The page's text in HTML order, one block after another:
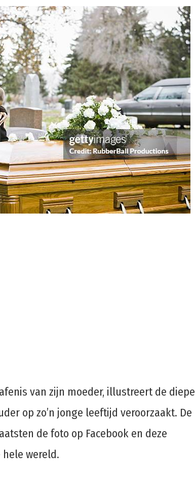
van zijn moeder, illustreert de diepe
op zo’n jonge leeftijd veroorzaakt. De
de foto op Facebook en deze
wereld.